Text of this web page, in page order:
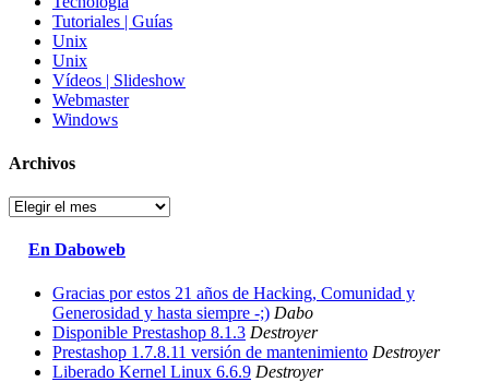
Tutoriales | Guías
Unix
Unix
Vídeos | Slideshow
Webmaster
Windows
Archivos
Archivos
En Daboweb
Gracias por estos 21 años de Hacking, Comunidad y
Generosidad y hasta siempre -;) Dabo
Disponible Prestashop 8.1.3 Destroyer
Prestashop 1.7.8.11 versión de mantenimiento Destroyer
Liberado Kernel Linux 6.6.9 Destroyer